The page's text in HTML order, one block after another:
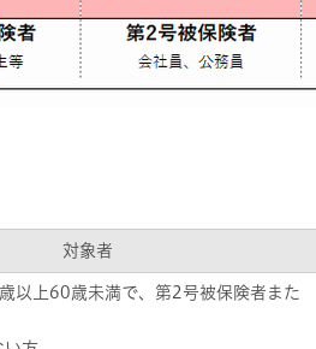
対象者
以上60歳未満で、第2号被保険者また